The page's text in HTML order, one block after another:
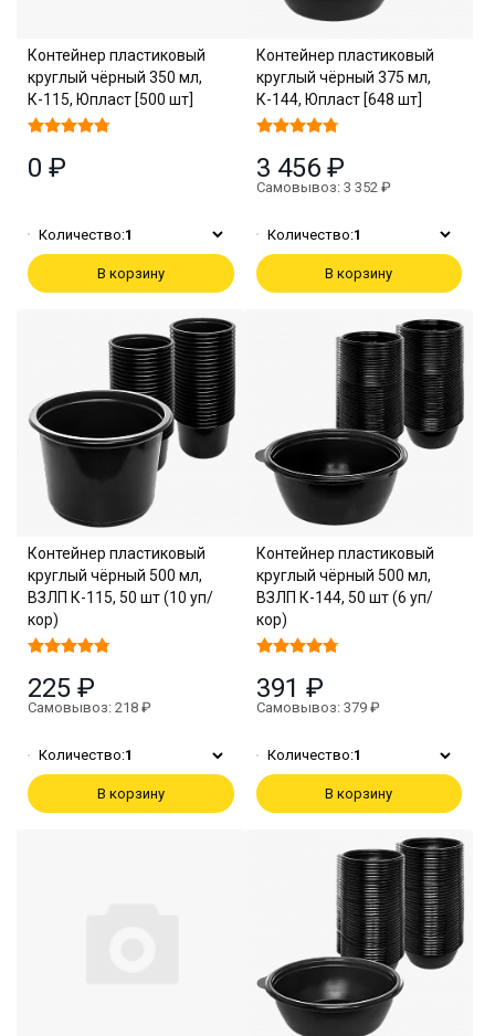
Контейнер пластиковый
круглый чёрный 350 мл,
К-115, Юпласт [500 шт]
0 ₽
Количество:1
В корзину
Контейнер пластиковый
круглый чёрный 375 мл,
К-144, Юпласт [648 шт]
3 456 ₽
Самовывоз: 3 352 ₽
Количество:1
В корзину
Контейнер пластиковый
круглый чёрный 500 мл,
ВЗЛП К-115, 50 шт (10 уп/
кор)
225 ₽
Самовывоз: 218 ₽
Количество:1
В корзину
Контейнер пластиковый
круглый чёрный 500 мл,
ВЗЛП К-144, 50 шт (6 уп/
кор)
391 ₽
Самовывоз: 379 ₽
Количество:1
В корзину